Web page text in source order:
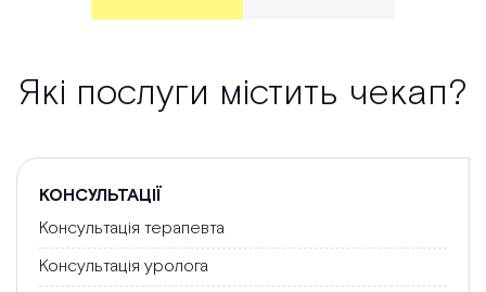
Які послуги містить чекап?
КОНСУЛЬТАЦІЇ
Консультація терапевта
Консультація уролога